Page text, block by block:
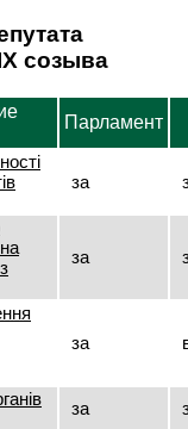
созыва
Парламент
за
за
за
за